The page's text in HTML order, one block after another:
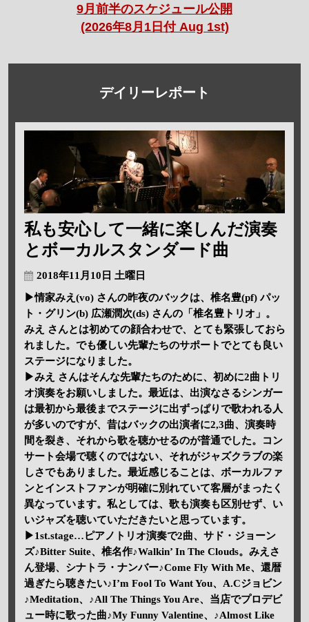
9月前半のスケジュール公開
(2026年8月1日付 Aug 1st)
デイリーレポート
私も安心して一緒に楽しんだ演奏
とボーカルスタンダード曲
2018年11月10日 土曜日
▶情家みえ(vo) さんの昨夜のバックは、椎名豊(pf) パッ
ト・グリン(b) 広瀬潤次(ds) さんの「椎名豊トリオ」。
みえ さんとは初めての顔合わせで、とても緊張しておら
れました。でも優しい先輩たちのサポートでとても良い
ステージになりました。
▶みえ さんはそんな先輩たちのために、初めに2曲トリ
オ演奏をお願いしました。最近は、出演なさるシンガー
は最初から最後までステージに出ずっぱりで歌われる人
が多いのですが、昔はバックの出演者に2,3曲、演奏時
間を裂き、それから歌を聴かせるのが普通でした。コン
サート会場で聴くのではない、それがジャズクラブの楽
しさでもありました。最近感じることは、ボーカルファ
ンとインストファンが明確に別れていて客層がまったく
異なっています。私としては、歌も演奏も区別せず、い
いジャズを聴いていただきたいと思っています。
▶1st.stage…ピアノトリオ演奏で2曲、サド・ジョーン
ズ♪Bitter Suite、椎名作♪Walkin’ In The Clouds。みえさ
ん登場、シナトラ・ナンバー♪Come Fly With Me、還暦
過ぎたら聴きたい♪I’m Fool To Want You、A.Cジョビン
♪Meditation、♪All The Things You Are、当店でプロデビ
ュー時に歌った曲♪My Funny Valentine、♪Almost Like